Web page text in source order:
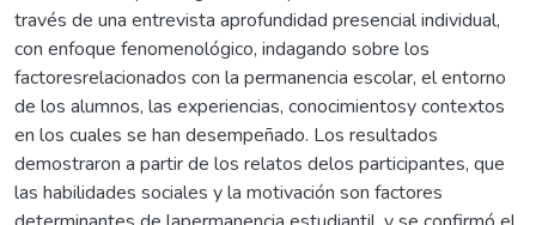
través de una entrevista aprofundidad presencial individual,
con enfoque fenomenológico, indagando sobre los
factoresrelacionados con la permanencia escolar, el entorno
de los alumnos, las experiencias, conocimientosy contextos
en los cuales se han desempeñado. Los resultados
demostraron a partir de los relatos delos participantes, que
las habilidades sociales y la motivación son factores